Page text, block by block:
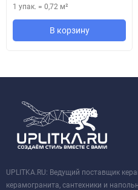
1 упак. = 0,72 м²
В корзину
UPLITKA.RU: Ведущий поставщик
керамогранита, сантехники и